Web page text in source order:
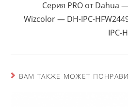
е
Серия PRO от Dahua
Wizcolor — DH-IPC-
IPC-
ВАМ ТАКЖЕ МОЖЕТ